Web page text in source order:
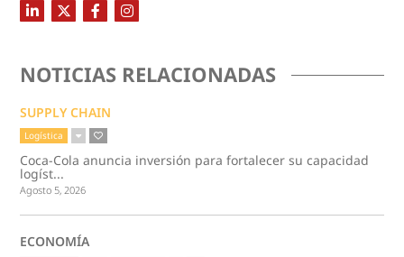
NOTICIAS RELACIONADAS
SUPPLY CHAIN
Logística
Coca-Cola anuncia inversión para fortalecer su capacidad
logíst...
Agosto 5, 2026
ECONOMÍA